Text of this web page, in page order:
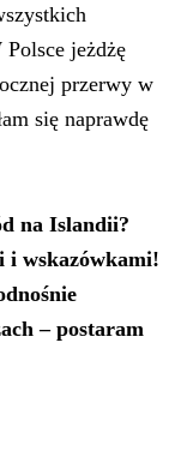
jeżdżę
przerwy w
się naprawdę
na Islandii?
i wskazówkami!
– postaram